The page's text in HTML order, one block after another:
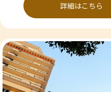
詳細はこちら